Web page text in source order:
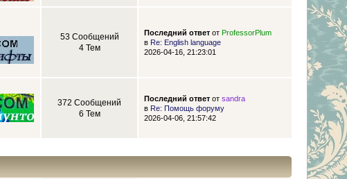
53 Сообщений
4 Тем
Последний ответот ProfessorPlum
в Re: English language
2026-04-16, 21:23:01
372 Сообщений
6 Тем
Последний ответот sandra
в Re: Помощь форуму
2026-04-06, 21:57:42